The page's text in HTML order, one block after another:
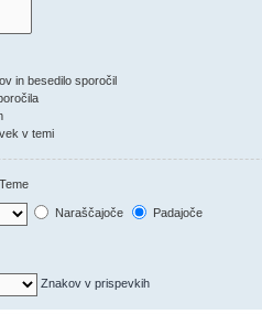
in besedilo sporočil
v temi
Teme
Naraščajoče Padajoče
Znakov v prispevkih